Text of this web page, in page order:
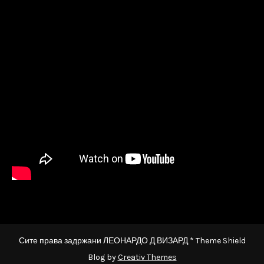
Сите права задржани ЛЕОНАРДО Д ВИЗАРД * Theme Shield
Blog byCreativ Themes